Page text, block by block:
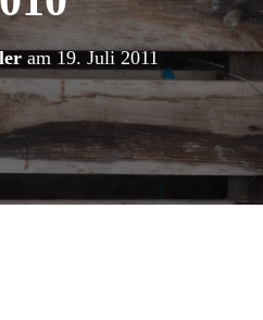
am19. Juli 2011